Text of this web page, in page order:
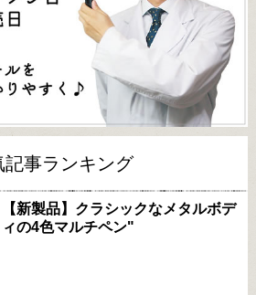
記事ランキング
【新製品】クラシックなメタルボデ
ィの4色マルチペン"